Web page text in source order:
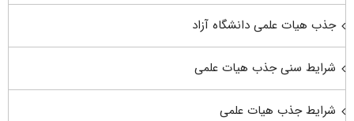
جذب هیات علمی دانشگاه آزاد
شرایط سنی جذب هیات علمی
شرایط جذب هیات علمی